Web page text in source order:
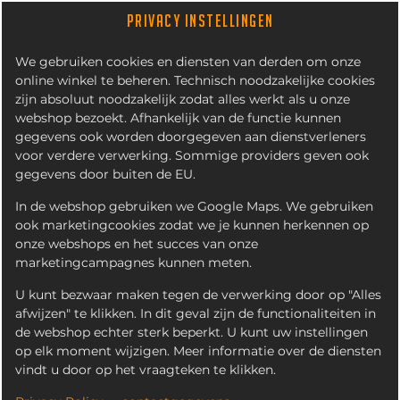
PRIVACY INSTELLINGEN
We gebruiken cookies en diensten van derden om onze
online winkel te beheren. Technisch noodzakelijke cookies
zijn absoluut noodzakelijk zodat alles werkt als u onze
webshop bezoekt. Afhankelijk van de functie kunnen
gegevens ook worden doorgegeven aan dienstverleners
voor verdere verwerking. Sommige providers geven ook
gegevens door buiten de EU.
In de webshop gebruiken we Google Maps. We gebruiken
ook marketingcookies zodat we je kunnen herkennen op
onze webshops en het succes van onze
marketingcampagnes kunnen meten.
U kunt bezwaar maken tegen de verwerking door op "Alles
afwijzen" te klikken. In dit geval zijn de functionaliteiten in
de webshop echter sterk beperkt. U kunt uw instellingen
op elk moment wijzigen. Meer informatie over de diensten
vindt u door op het vraagteken te klikken.
PIKANTO